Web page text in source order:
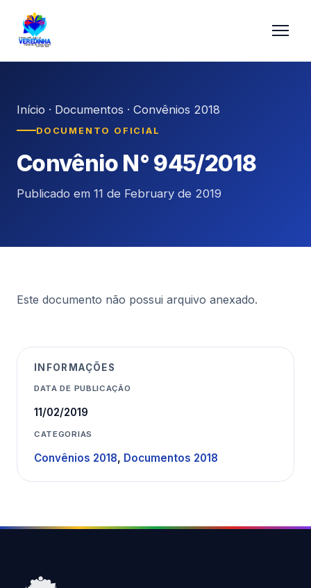
Início · Documentos · Convênios 2018
DOCUMENTO OFICIAL
Convênio N° 945/2018
Publicado em 11 de February de 2019
Este documento não possui arquivo anexado.
INFORMAÇÕES
DATA DE PUBLICAÇÃO
11/02/2019
CATEGORIAS
Convênios 2018, Documentos 2018